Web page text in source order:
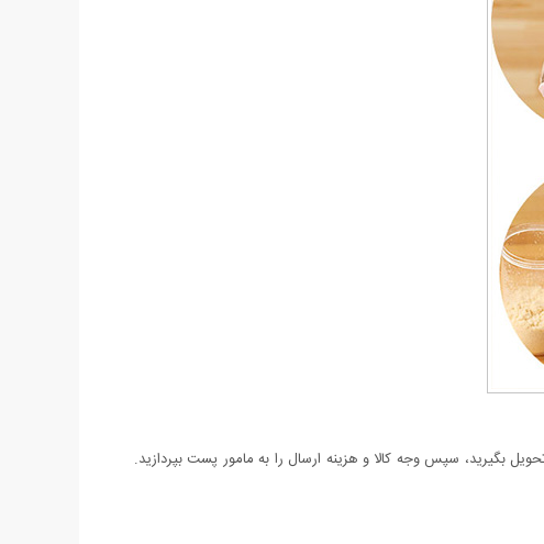
بگیرید، سپس وجه کالا و هزینه ارسال را به مامور پست بپردازید.